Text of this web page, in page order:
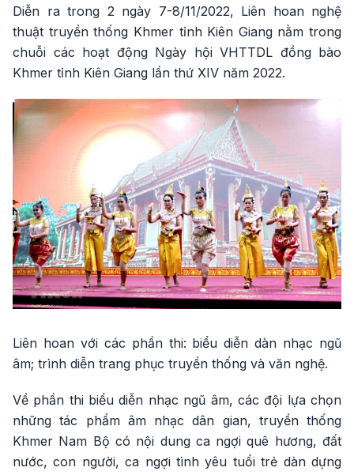
Diễn ra trong 2 ngày 7-8/11/2022, Liên hoan nghệ
thuật truyền thống Khmer tỉnh Kiên Giang nằm trong
chuỗi các hoạt động Ngày hội VHTTDL đồng bào
Khmer tỉnh Kiên Giang lần thứ XIV năm 2022.
Liên hoan với các phần thi: biểu diễn dàn nhạc ngũ
âm; trình diễn trang phục truyền thống và văn nghệ.
Về phần thi biểu diễn nhạc ngũ âm, các đội lựa chọn
những tác phẩm âm nhạc dân gian, truyền thống
Khmer Nam Bộ có nội dung ca ngợi quê hương, đất
nước, con người, ca ngợi tình yêu tuổi trẻ dàn dựng